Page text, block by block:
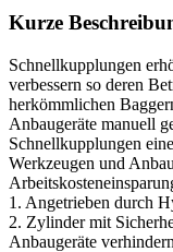
Kurze
Schnellkupplungen
verbessern so deren
herkömmlichen
Anbaugeräte manuell
Schnellkupplungen
Werkzeugen und
1. Angetrieben durch
2. Zylinder mit
Anbaugeräte verhindern